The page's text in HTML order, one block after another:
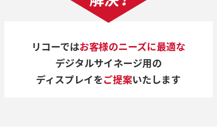
リコーではお客様のニーズに最適な
デジタルサイネージ用の
ディスプレイをご提案いたします